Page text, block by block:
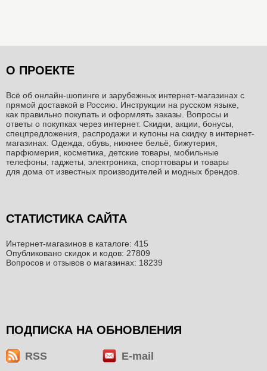
О ПРОЕКТЕ
Всё об онлайн-шопинге и зарубежных интернет-магазинах c
прямой доставкой в Россию. Инструкции на русском языке,
как правильно покупать и оформлять заказы. Вопросы и
ответы о покупках через интернет. Скидки, акции, бонусы,
спецпредложения, распродажи и купоны на скидку в интернет-
магазинах. Одежда, обувь, нижнее бельё, бижутерия,
парфюмерия, косметика, детские товары, мобильные
телефоны, гаджеты, электроника, спорттовары и товары
для дома от известных производителей и модных брендов.
СТАТИСТИКА САЙТА
Интернет-магазинов в каталоге: 415
Опубликовано скидок и кодов: 27809
Вопросов и отзывов о магазинах: 18239
ПОДПИСКА НА ОБНОВЛЕНИЯ
RSS E-mail